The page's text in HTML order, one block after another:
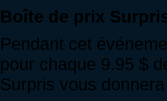
Boîte de prix
Pendant cet
pour chaque 9.95 $
Surpris vous